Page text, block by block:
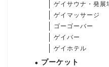
ゲイサウナ・発展
ゲイマッサージ
ゴーゴーバー
ゲイバー
ゲイホテル
プーケット